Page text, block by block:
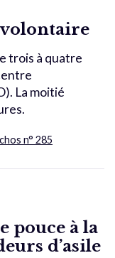
trois à quatre
La moitié
n° 285
pouce à la
d’asile